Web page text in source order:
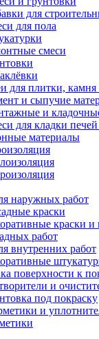
для
для пола
смеси
для плитки, камня
и сыпучие
и
для кладки
материалы
наружных работ
краски
краски и
работ
внутренних работ
поверхности к
и
под покраску
и